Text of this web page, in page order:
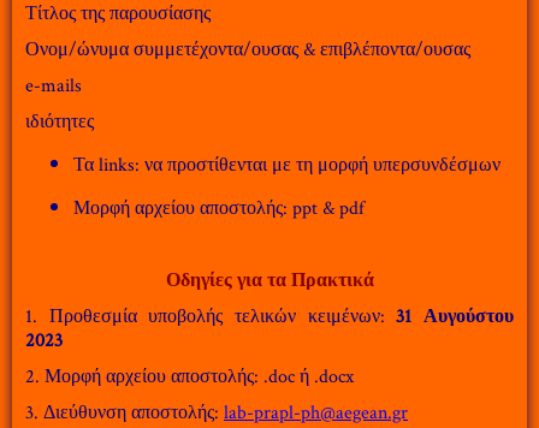
Τίτλος της παρουσίασης
Ονομ/ώνυμα συμμετέχοντα/ουσας & επιβλέποντα/ουσας
e-mails
ιδιότητες
Τα links: να προστίθενται με τη μορφή υπερσυνδέσμων
Μορφή αρχείου αποστολής: ppt & pdf
Οδηγίες για τα Πρακτικά
1. Προθεσμία υποβολής τελικών κειμένων:31 Αυγούστου
2023
2. Μορφή αρχείου αποστολής: .doc ή .docx
3. Διεύθυνση αποστολής: lab-prapl-ph@aegean.gr